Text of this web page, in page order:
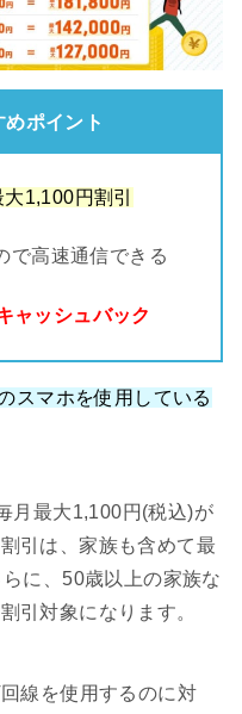
ポイント
1,100円割引
で高速通信できる
ャッシュバック
スマホを使用している
月最大1,100円(税込)が
引は、家族も含めて最
に、50歳以上の家族な
引対象になります。
線を使用するのに対